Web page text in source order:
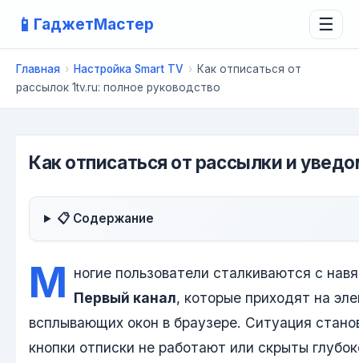
📱 ГаджетМастер ☰
Главная › Настройка Smart TV › Как отписаться от
рассылок 1tv.ru: полное руководство
Как отписаться от рассылки и
📋 Содержание
М ногие пользователи сталкиваются с
Первый канал, которые приходят на
всплывающих окон в браузере. Ситуация
кнопки отписки не работают или скрыты